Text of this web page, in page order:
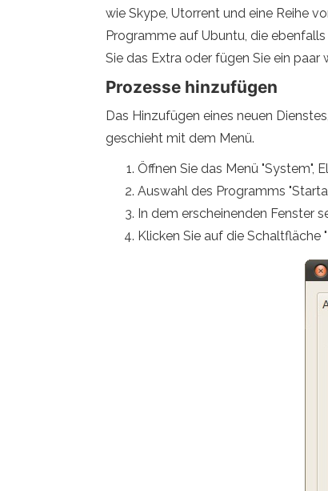
wie Skype, Utorrent und eine Reihe
Programme auf Ubuntu, die
Sie das Extra oder fügen Sie ein paar
Prozesse hinzufügen
Das Hinzufügen eines neuen
geschieht mit dem Menü.
Öffnen Sie das Menü "System",
Auswahl des Programms
In dem erscheinenden Fenster
Klicken Sie auf die Schaltfläche